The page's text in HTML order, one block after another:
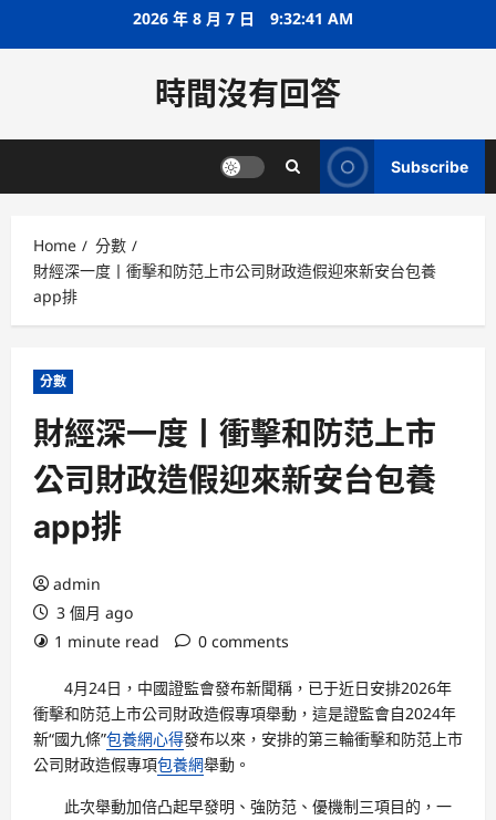
2026 年 8 月 7 日 9:32:42 AM
時間沒有回答
Subscribe
Home
分數
財經深一度丨衝擊和防范上市公司財政造假迎來新安台包養
app排
分數
財經深一度丨衝擊和防范上市
公司財政造假迎來新安台包養
app排
admin
3 個月 ago
1 minute read
0 comments
4月24日，中國證監會發布新聞稱，已于近日安排2026年
衝擊和防范上市公司財政造假專項舉動，這是證監會自2024年
新“國九條”包養網心得發布以來，安排的第三輪衝擊和防范上市
公司財政造假專項包養網舉動。
此次舉動加倍凸起早發明、強防范、優機制三項目的，一